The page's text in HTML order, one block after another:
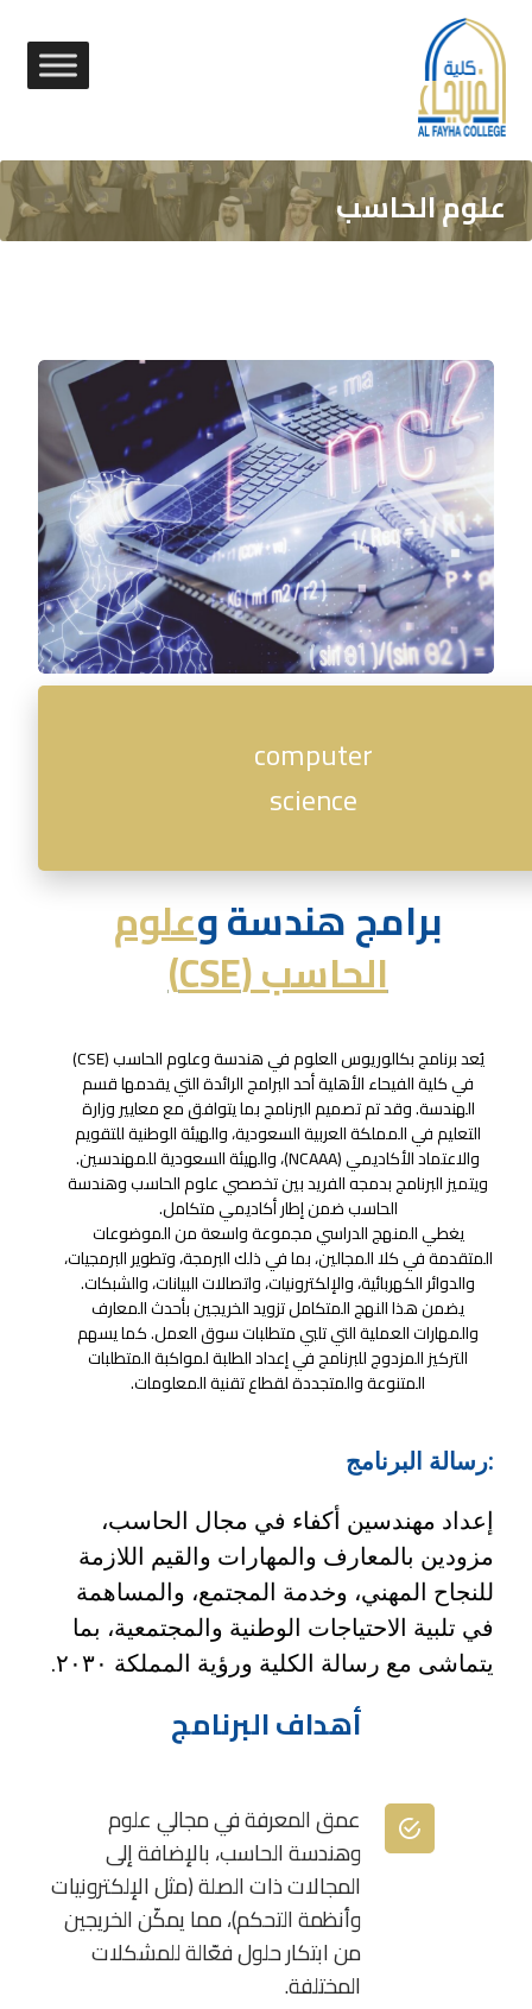
علوم الحاسب
computer
science
برامج هندسة وعلوم
الحاسب (CSE)
يُعد برنامج بكالوريوس العلوم في هندسة وعلوم الحاسب (CSE)
في كلية الفيحاء الأهلية أحد البرامج الرائدة التي يقدمها قسم
الهندسة. وقد تم تصميم البرنامج بما يتوافق مع معايير وزارة
التعليم في المملكة العربية السعودية، والهيئة الوطنية للتقويم
والاعتماد الأكاديمي (NCAAA)، والهيئة السعودية للمهندسين.
ويتميز البرنامج بدمجه الفريد بين تخصصي علوم الحاسب وهندسة
الحاسب ضمن إطار أكاديمي متكامل.
يغطي المنهج الدراسي مجموعة واسعة من الموضوعات
المتقدمة في كلا المجالين، بما في ذلك البرمجة، وتطوير البرمجيات،
والدوائر الكهربائية، والإلكترونيات، واتصالات البيانات، والشبكات.
يضمن هذا النهج المتكامل تزويد الخريجين بأحدث المعارف
والمهارات العملية التي تلبي متطلبات سوق العمل. كما يسهم
التركيز المزدوج للبرنامج في إعداد الطلبة لمواكبة المتطلبات
المتنوعة والمتجددة لقطاع تقنية المعلومات.
:رسالة البرنامج
إعداد مهندسين أكفاء في مجال الحاسب،
مزودين بالمعارف والمهارات والقيم اللازمة
للنجاح المهني، وخدمة المجتمع، والمساهمة
في تلبية الاحتياجات الوطنية والمجتمعية، بما
يتماشى مع رسالة الكلية ورؤية المملكة ٢٠٣٠.
أهداف البرنامج
عمق المعرفة في مجالي علوم
وهندسة الحاسب، بالإضافة إلى
المجالات ذات الصلة (مثل الإلكترونيات
وأنظمة التحكم)، مما يمكّن الخريجين
من ابتكار حلول فعّالة للمشكلات
المختلفة.